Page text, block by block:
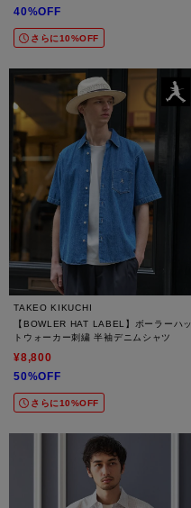
40%OFF
さらに10%OFF
TAKEO KIKUCHI
【BOWLER HAT LABEL】ボーラーハッ
トウォーカー刺繍 半袖デニムシャツ
¥8,800
50%OFF
さらに10%OFF